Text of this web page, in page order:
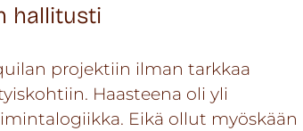
hallitusti
projektiin ilman tarkkaa
Haasteena oli yli
Eikä ollut myöskään